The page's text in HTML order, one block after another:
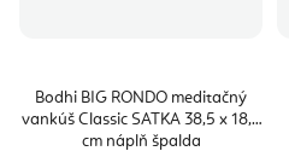
Bodhi BIG RONDO meditačný
vankúš Classic SATKA 38,5 x 18,5
cm náplň špalda